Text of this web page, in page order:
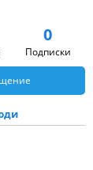
0
Подписки